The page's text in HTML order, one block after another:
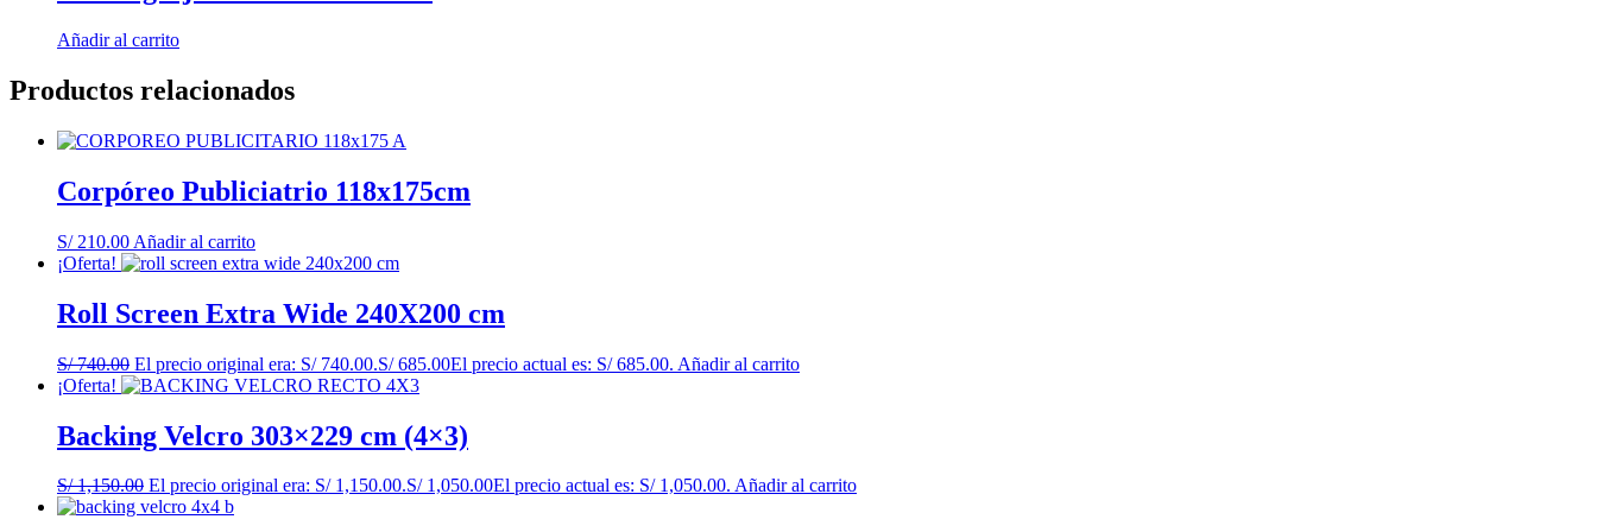
Añadir al carrito
Productos relacionados
Corpóreo Publiciatrio 118x175cm
S/210.00 Añadir al carrito
¡Oferta!
Roll Screen Extra Wide 240X200 cm
S/740.00 El precio original era: S/ 740.00.S/685.00El precio actual es: S/ 685.00. Añadir al carrito
¡Oferta!
Backing Velcro 303×229 cm (4×3)
S/1,150.00 El precio original era: S/ 1,150.00.S/1,050.00El precio actual es: S/ 1,050.00. Añadir al carrito